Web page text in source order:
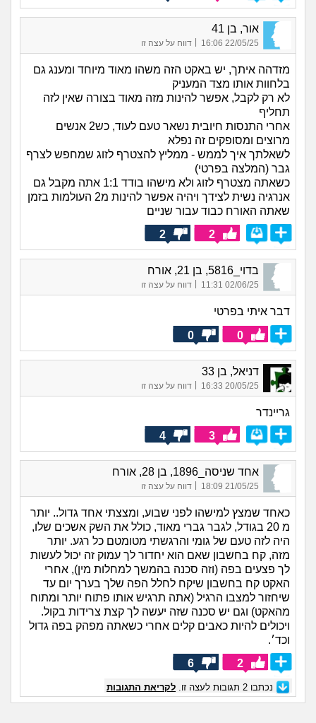
אור, בן 41
22/05/25 16:06 דווח על עצה זו
מזדהה איתך, יש באקט הזה משהו מאוד מיוחד ומענג גם
בלחוות אותו מצד המעניק
לא רק לקבל, אפשר להינות מזה מאוד בצורה שאין לזה
תחליף
אחרי התנסות חיובית נשאר טעם לעוד, כש2 אנשים
מרוצים ומסופקים זה נפלא
לשאלתך איך לממש - ממליץ להצטרף לזוג שמחפש לצרף
גבר (המלצה בפרטי)
כשאתה מצטרף לזוג ולא מישהו בודד 1:1 אתה מקבל גם
אנרגיה נשית לצידך ויהיה אפשר להינות מ2 העולמות בזמן
שאתה האורח כבוד עבור שניים
2
2
בדוי_5816, בן 21, אורח
02/06/25 11:31 דווח על עצה זו
דבר איתי בפרטי
0
0
דניאל, בן 33
20/05/25 16:33
| דווח על עצה זו
גריינדר
3
4
אחד שניסה_1896, בן 28, אורח
21/05/25 18:09
| דווח על עצה זו
כאחד שמצץ למישהו לפני שבוע, ומצצתי אחד גדול.. יותר
מ 20 בגודל, לגבר גברי מאוד, כולל את השק אשכים שלו,
היה לזה טעם של גומי והרגשתי מטומטם כל רגע. יותר
מזה, קח בחשבון שאם הוא יחדור לך עמוק זה יכול לעשות
לך פצעים בפה (וזה סכנה בהמשך למחלות מין), אחרי
האקט קח בחשבון שיקח לחלל הפה שלך בערך יום עד
שיחזור למצבו הרגיל (אתה תרגיש אותו פתוח יותר ומתוח
מהאקט) וגם יש סכנה שזה יעשה לך קצת צרידות בקול.
ויכולים להיות כאבים קלים אחרי כשאתה מפהק בפה גדול
וכד׳.
2
6
נכתבו 2 תגובות לעצה זו. לקריאת התגובות